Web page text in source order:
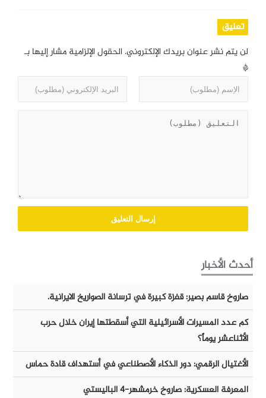
تعليق
لن يتم نشر عنوان بريدك الإلكتروني. الحقول الإلزامية مشار إليها بـ
*
أحدث الأخبار
صاروخ قاسم بصير: قفزة كبيرة في ترسانة الصواريخ الايرانية.
كم عدد المسيرات الأسرائيلية التي أسقطتها إيران خلال حرب
الأثناعشر يوماً؟
الأغتيال الرقمي: دور الذكاء الأصطناعي في أستهداف قادة حماس
المعرفة العسكرية: صاروخ خرمشهر-٤ الباليستي